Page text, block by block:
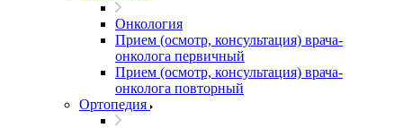
Онкология
Прием (осмотр, консультация) врача-
онколога первичный
Прием (осмотр, консультация) врача-
онколога повторный
Ортопедия